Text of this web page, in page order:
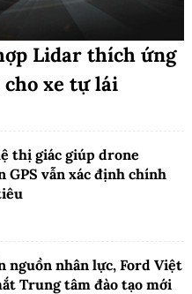
Lidar thích ứng
cho xe tự lái
thị giác giúp drone
GPS vẫn xác định chính
nguồn nhân lực, Ford Việt
Trung tâm đào tạo mới